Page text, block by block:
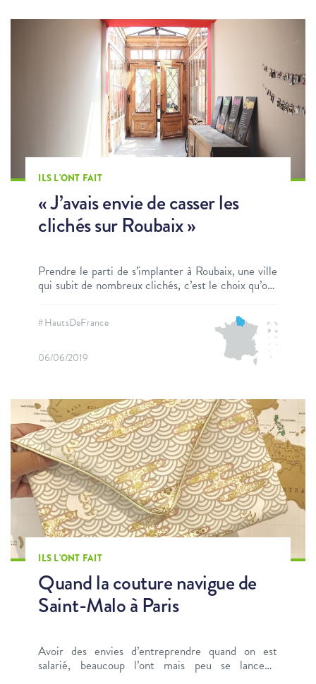
ILS L'ONT FAIT
« J’avais envie de casser les
clichés sur Roubaix »
Prendre le parti de s’implanter à Roubaix, une ville
qui subit de nombreux clichés, c’est le choix qu’ont
#HautsDeFrance
06/06/2019
ILS L'ONT FAIT
Quand la couture navigue de
Saint-Malo à Paris
Avoir des envies d’entreprendre quand on est
salarié, beaucoup l’ont mais peu se lancent.